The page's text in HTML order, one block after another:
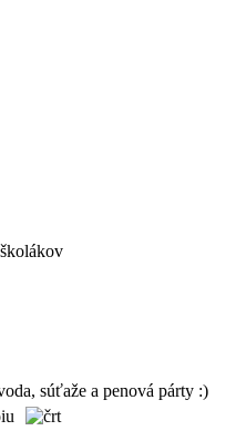
súťaže a penová párty :)